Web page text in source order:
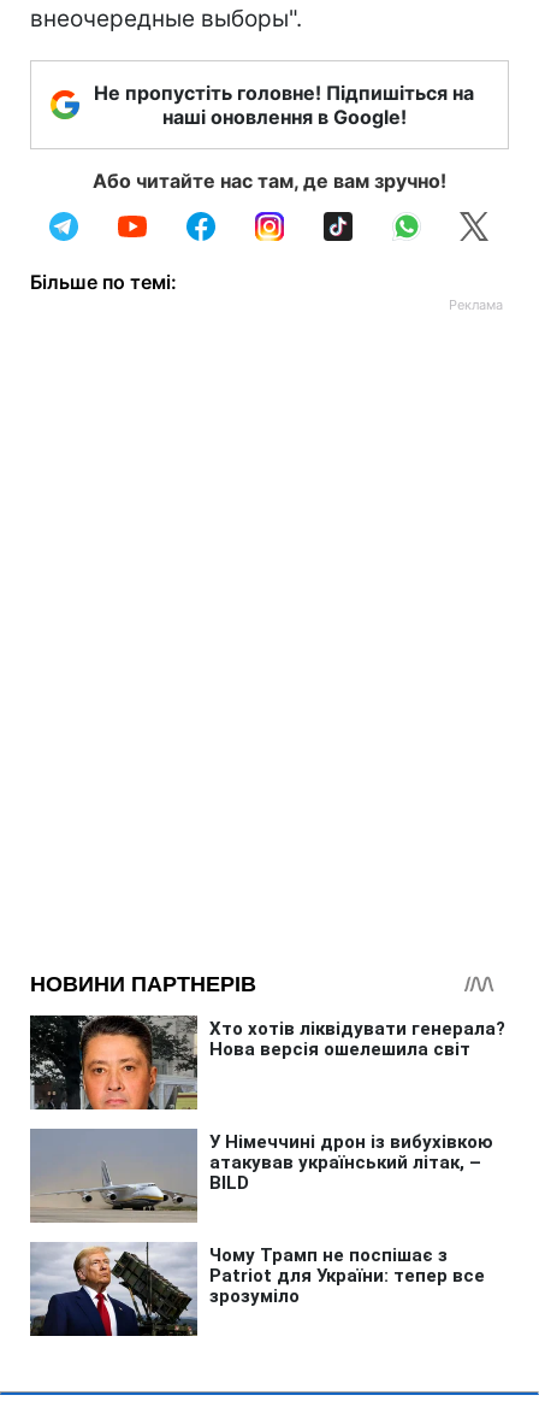
внеочередные выборы".
Не пропустіть головне! Підпишіться на
наші оновлення в Google!
Або читайте нас там, де вам зручно!
Більше по темі: